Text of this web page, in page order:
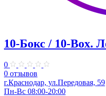
10-Бокс / 10-Box.
0
0 отзывов
г.Краснодар, ул.Передовая, 59
Пн-Вс 08:00-20:00